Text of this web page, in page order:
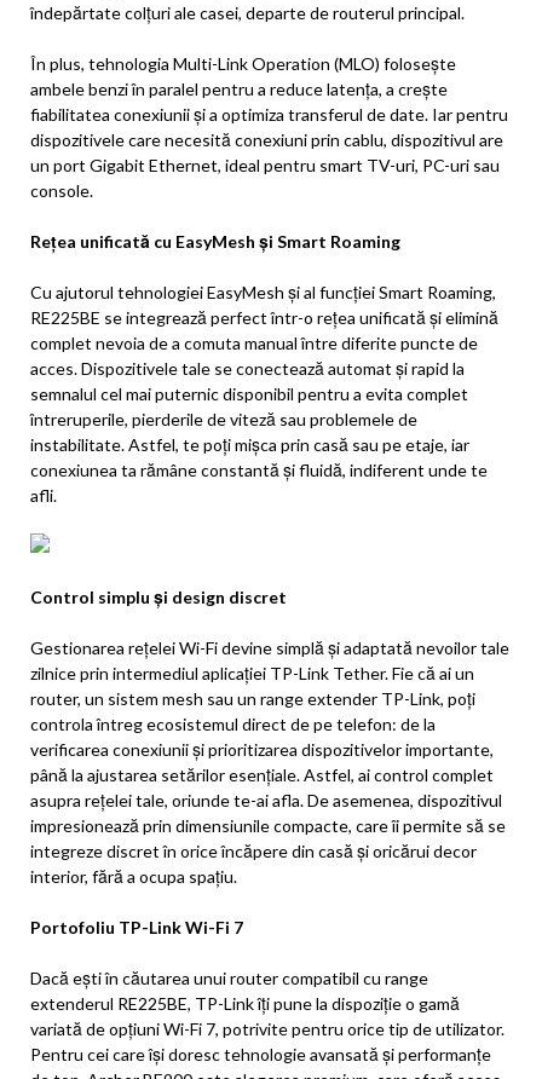
îndepărtate colțuri ale casei, departe de routerul principal.
În plus, tehnologia Multi-Link Operation (MLO) folosește
ambele benzi în paralel pentru a reduce latența, a crește
fiabilitatea conexiunii și a optimiza transferul de date. Iar pentru
dispozitivele care necesită conexiuni prin cablu, dispozitivul are
un port Gigabit Ethernet, ideal pentru smart TV-uri, PC-uri sau
console.
Rețea unificată cu EasyMesh și Smart Roaming
Cu ajutorul tehnologiei EasyMesh și al funcției Smart Roaming,
RE225BE se integrează perfect într-o rețea unificată și elimină
complet nevoia de a comuta manual între diferite puncte de
acces. Dispozitivele tale se conectează automat și rapid la
semnalul cel mai puternic disponibil pentru a evita complet
întreruperile, pierderile de viteză sau problemele de
instabilitate. Astfel, te poți mișca prin casă sau pe etaje, iar
conexiunea ta rămâne constantă și fluidă, indiferent unde te
afli.
Control simplu și design discret
Gestionarea rețelei Wi-Fi devine simplă și adaptată nevoilor tale
zilnice prin intermediul aplicației TP-Link Tether. Fie că ai un
router, un sistem mesh sau un range extender TP-Link, poți
controla întreg ecosistemul direct de pe telefon: de la
verificarea conexiunii și prioritizarea dispozitivelor importante,
până la ajustarea setărilor esențiale. Astfel, ai control complet
asupra rețelei tale, oriunde te-ai afla. De asemenea, dispozitivul
impresionează prin dimensiunile compacte, care îi permite să se
integreze discret în orice încăpere din casă și oricărui decor
interior, fără a ocupa spațiu.
Portofoliu TP-Link Wi-Fi 7
Dacă ești în căutarea unui router compatibil cu range
extenderul RE225BE, TP-Link îți pune la dispoziție o gamă
variată de opțiuni Wi-Fi 7, potrivite pentru orice tip de utilizator.
Pentru cei care își doresc tehnologie avansată și performanțe